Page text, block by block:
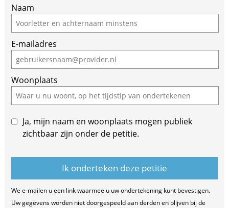
Naam
E-mailadres
Woonplaats
Ja, mijn naam en woonplaats mogen publiek
zichtbaar zijn onder de petitie.
We e-mailen u een link waarmee u uw ondertekening kunt bevestigen.
Uw gegevens worden niet doorgespeeld aan derden en blijven bij de